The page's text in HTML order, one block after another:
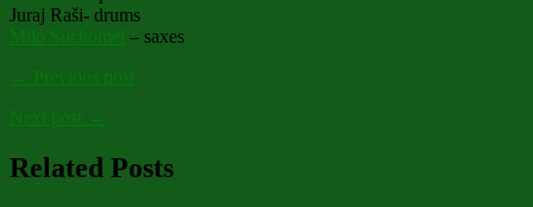
Juraj Raši- drums
Milo Suchomel – saxes
← Previous post
Next post →
Related Posts